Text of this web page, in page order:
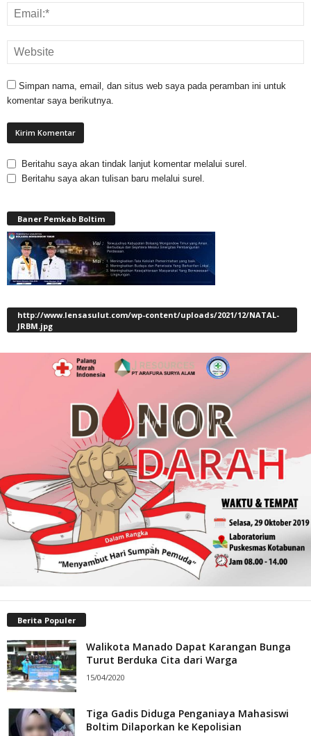
Simpan nama, email, dan situs web saya pada peramban ini untuk
komentar saya berikutnya.
Beritahu saya akan tindak lanjut komentar melalui surel.
Beritahu saya akan tulisan baru melalui surel.
Baner Pemkab Boltim
http://www.lensasulut.com/wp-content/uploads/2021/12/NATAL-
JRBM.jpg
Berita Populer
Walikota Manado Dapat Karangan Bunga
Turut Berduka Cita dari Warga
15/04/2020
Tiga Gadis Diduga Penganiaya Mahasiswi
Boltim Dilaporkan ke Kepolisian